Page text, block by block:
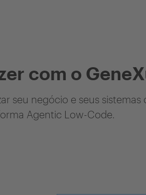
com o
seu negócio e seus sistemas
Agentic Low-Code.